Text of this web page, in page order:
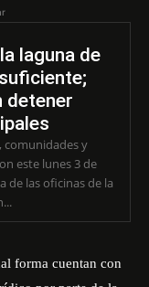
laguna de
detener
comunidades y
este lunes 3 de
de las oficinas de la
forma cuentan con